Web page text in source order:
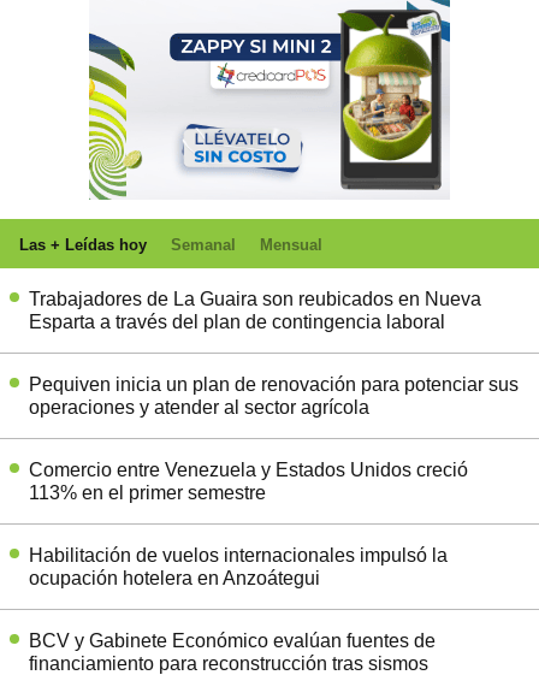
Las + Leídas hoy Semanal Mensual
Trabajadores de La Guaira son reubicados en Nueva
Esparta a través del plan de contingencia laboral
Pequiven inicia un plan de renovación para potenciar sus
operaciones y atender al sector agrícola
Comercio entre Venezuela y Estados Unidos creció
113% en el primer semestre
Habilitación de vuelos internacionales impulsó la
ocupación hotelera en Anzoátegui
BCV y Gabinete Económico evalúan fuentes de
financiamiento para reconstrucción tras sismos